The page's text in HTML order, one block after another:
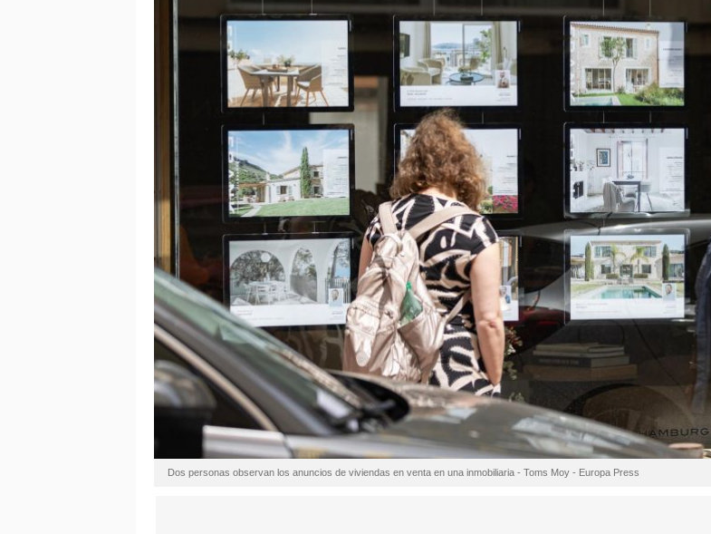
Dos personas observan los anuncios de viviendas en venta en una inmobiliaria - Toms Moy - Europa Press